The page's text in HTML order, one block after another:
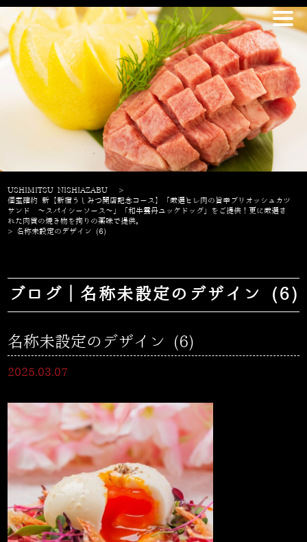
USHIMITSU NISHIAZABU
>
個室確約 新【新宿うしみつ開店記念コース】「厳選ヒレ肉の旨辛ブリオッシュカツ
サンド ～スパイシーソース～」「和牛雲丹ユッケドッグ」をご提供！更に厳選さ
れた肉質の焼き物を拘りの薬味で提供。
>名称未設定のデザイン (6)
ブログ｜名称未設定のデザイン (6)
名称未設定のデザイン (6)
2025.03.07